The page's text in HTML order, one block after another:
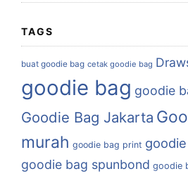
TAGS
buat goodie bag cetak goodie bag
goodie bag goodie
Goodie Bag Jakarta
murah goodie bag print
goodie bag spunbond goodie